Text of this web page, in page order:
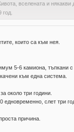
вселената и някакви
които са към нея.
5-6 камиона, тъпкани
към една система.
около три години.
едновременно, слет три
причина.